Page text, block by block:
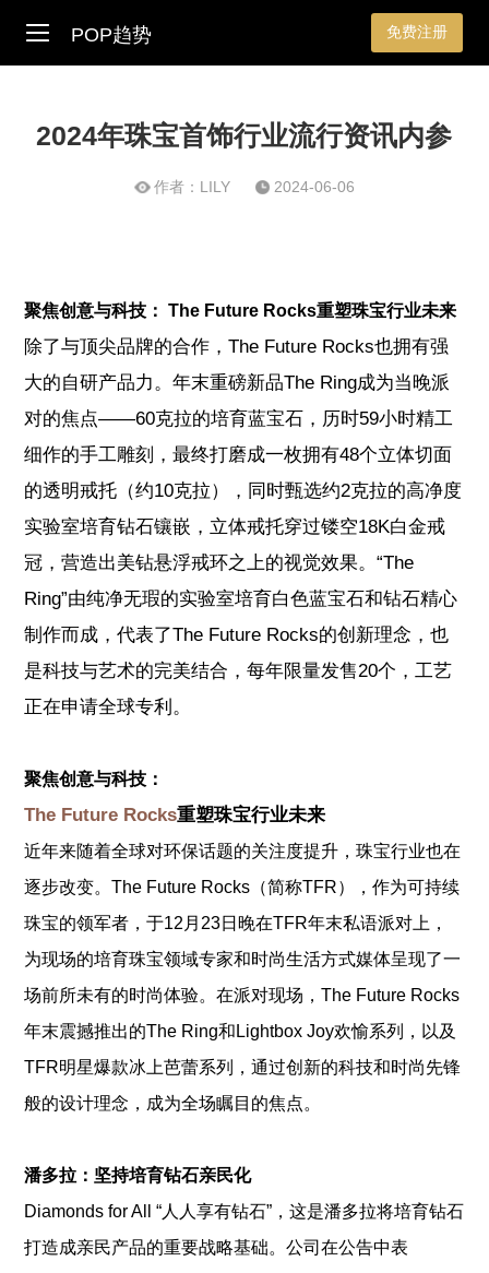
POP趋势 免费注册
2024年珠宝首饰行业流行资讯内参
作者：LILY 2024-06-06
聚焦创意与科技： The Future Rocks重塑珠宝行业未来
除了与顶尖品牌的合作，The Future Rocks也拥有强
大的自研产品力。年末重磅新品The Ring成为当晚派
对的焦点——60克拉的培育蓝宝石，历时59小时精工
细作的手工雕刻，最终打磨成一枚拥有48个立体切面
的透明戒托（约10克拉），同时甄选约2克拉的高净度
实验室培育钻石镶嵌，立体戒托穿过镂空18K白金戒
冠，营造出美钻悬浮戒环之上的视觉效果。“The
Ring”由纯净无瑕的实验室培育白色蓝宝石和钻石精心
制作而成，代表了The Future Rocks的创新理念，也
是科技与艺术的完美结合，每年限量发售20个，工艺
正在申请全球专利。
聚焦创意与科技：
The Future Rocks重塑珠宝行业未来
近年来随着全球对环保话题的关注度提升，珠宝行业也在
逐步改变。The Future Rocks（简称TFR），作为可持续
珠宝的领军者，于12月23日晚在TFR年末私语派对上，
为现场的培育珠宝领域专家和时尚生活方式媒体呈现了一
场前所未有的时尚体验。在派对现场，The Future Rocks
年末震撼推出的The Ring和Lightbox Joy欢愉系列，以及
TFR明星爆款冰上芭蕾系列，通过创新的科技和时尚先锋
般的设计理念，成为全场瞩目的焦点。
潘多拉：坚持培育钻石亲民化
Diamonds for All “人人享有钻石”，这是潘多拉将培育钻石
打造成亲民产品的重要战略基础。公司在公告中表